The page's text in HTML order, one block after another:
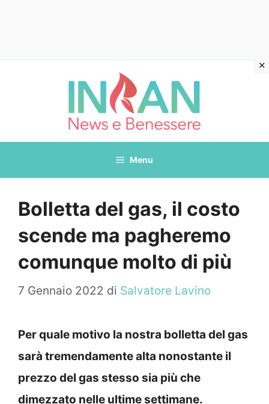
Menu
Bolletta del gas, il costo
scende ma pagheremo
comunque molto di più
7 Gennaio 2022 di Salvatore Lavino
Per quale motivo la nostra bolletta del gas
sarà tremendamente alta nonostante il
prezzo del gas stesso sia più che
dimezzato nelle ultime settimane.